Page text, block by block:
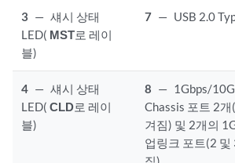
3 — 섀시 상태
LED( MST로 레이
블)
7 — USB 2.0
4 — 섀시 상태
LED(CLD로 레이
블)
8 — 1Gbps/
Chassis 포트 2
겨짐) 및 2개의
업링크 포트(2 및